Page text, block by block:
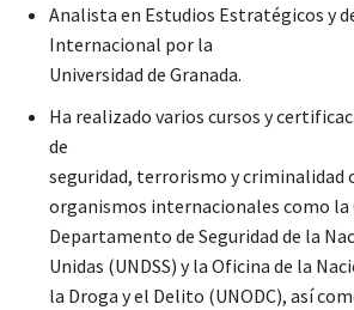
Analista en Estudios Estratégicos y
Internacional por la
Universidad de Granada.
Ha realizado varios cursos y
de
seguridad, terrorismo y criminalidad
organismos internacionales como la
Departamento de Seguridad de la
Unidas (UNDSS) y la Oficina de la
la Droga y el Delito (UNODC), así